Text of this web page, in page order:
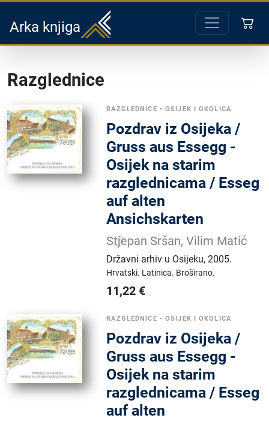
Arka knjiga
Razglednice
RAZGLEDNICE •OSIJEK I OKOLICA
Pozdrav iz Osijeka /
Gruss aus Essegg -
Osijek na starim
razglednicama / Esseg
auf alten
Ansichskarten
Stjepan Sršan, Vilim Matić
Državni arhiv u Osijeku,2005.
Hrvatski. Latinica. Broširano.
11,22 €
RAZGLEDNICE •OSIJEK I OKOLICA
Pozdrav iz Osijeka /
Gruss aus Essegg -
Osijek na starim
razglednicama / Esseg
auf alten